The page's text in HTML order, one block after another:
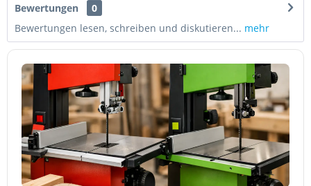
Bewertungen
0
Bewertungen lesen, schreiben und diskutieren... mehr